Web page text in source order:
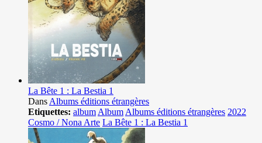
La Bête 1 : La Bestia 1
Dans Albums éditions étrangères
Etiquettes: album Album Albums éditions étrangères 2022
Cosmo / Nona Arte La Bête 1 : La Bestia 1